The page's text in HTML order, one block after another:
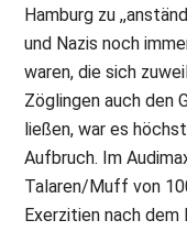
Hamburg zu
und Nazis noch
waren, die sich
Zöglingen auch den
ließen, war es
Aufbruch. Im
Talaren/Muff von
Exerzitien nach